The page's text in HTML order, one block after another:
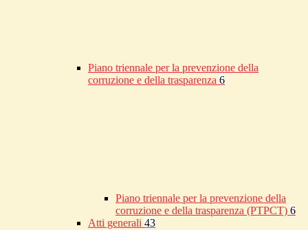
Piano triennale per la prevenzione della
corruzione e della trasparenza 6
Piano triennale per la prevenzione della
corruzione e della trasparenza (PTPCT) 6
Atti generali 43